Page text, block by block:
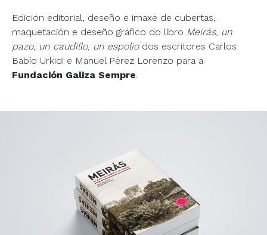
Edición editorial, deseño e imaxe de cubertas,
maquetación e deseño gráfico do libro Meirás, un
pazo, un caudillo, un espoliodos escritores Carlos
Babío Urkidi e Manuel Pérez Lorenzo para a
Fundación Galiza Sempre.